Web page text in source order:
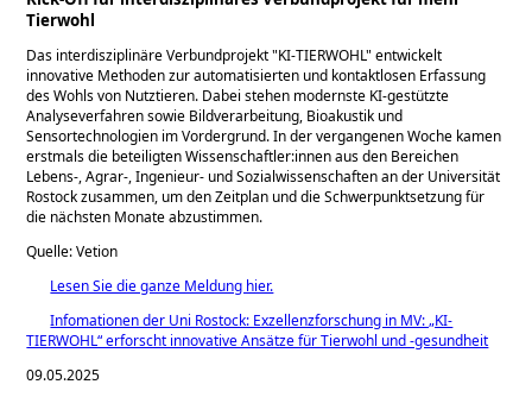
Tierwohl
Das interdisziplinäre Verbundprojekt KI-TIERWOHL entwickelt
innovative Methoden zur automatisierten und kontaktlosen Erfassung
des Wohls von Nutztieren. Dabei stehen modernste KI-gestützte
Analyseverfahren sowie Bildverarbeitung, Bioakustik und
Sensortechnologien im Vordergrund. In der vergangenen Woche kamen
erstmals die beteiligten Wissenschaftler:innen aus den Bereichen
Lebens-, Agrar-, Ingenieur- und Sozialwissenschaften an der Universität
Rostock zusammen, um den Zeitplan und die Schwerpunktsetzung für
die nächsten Monate abzustimmen.
Quelle: Vetion
Lesen Sie die ganze Meldung hier.
Infomationen der Uni Rostock: Exzellenzforschung in MV: „KI-
TIERWOHL“ erforscht innovative Ansätze für Tierwohl und -gesundheit
09.05.2025